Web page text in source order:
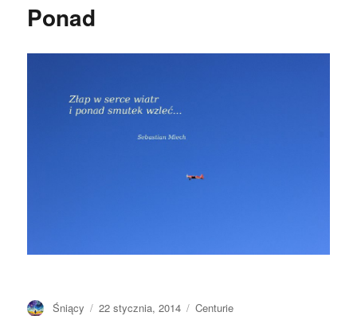
Ponad
Autor
Śniący Opublikowano
22 stycznia, 2014 Kategorie
Centurie